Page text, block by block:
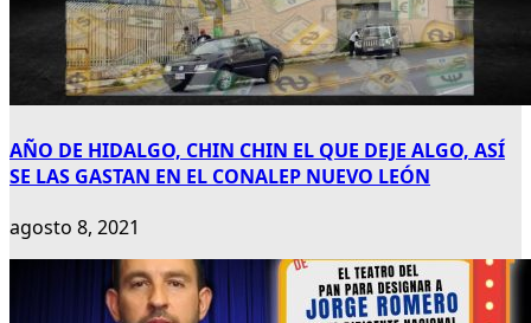
AÑO DE HIDALGO, CHIN CHIN EL QUE DEJE ALGO, ASÍ
SE LAS GASTAN EN EL CONALEP NUEVO LEÓN
agosto 8, 2021